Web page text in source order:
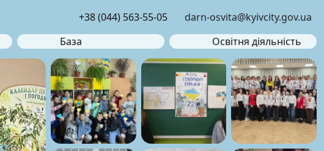
+38 (044) 563-55-05
darn-osvita@kyivcity.gov.ua
База Освітня діяльність